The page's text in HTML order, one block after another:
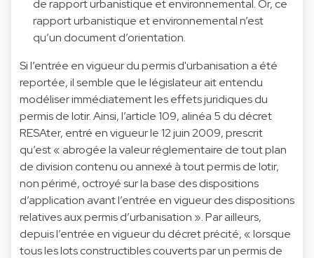
de rapport urbanistique et environnemental. Or, ce
rapport urbanistique et environnemental n’est
qu’un document d’orientation.
Si l’entrée en vigueur du permis d'urbanisation a été
reportée, il semble que le législateur ait entendu
modéliser immédiatement les effets juridiques du
permis de lotir. Ainsi, l’article 109, alinéa 5 du décret
RESAter, entré en vigueur le 12 juin 2009, prescrit
qu’est « abrogée la valeur réglementaire de tout plan
de division contenu ou annexé à tout permis de lotir,
non périmé, octroyé sur la base des dispositions
d’application avant l’entrée en vigueur des dispositions
relatives aux permis d’urbanisation ». Par ailleurs,
depuis l’entrée en vigueur du décret précité, « lorsque
tous les lots constructibles couverts par un permis de